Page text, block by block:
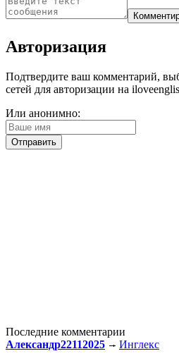
Авторизация
Подтвердите ваш комментарий,
сетей для авторизации на
Или анонимно:
Последние комментарии
Александр22112025
Инглекс